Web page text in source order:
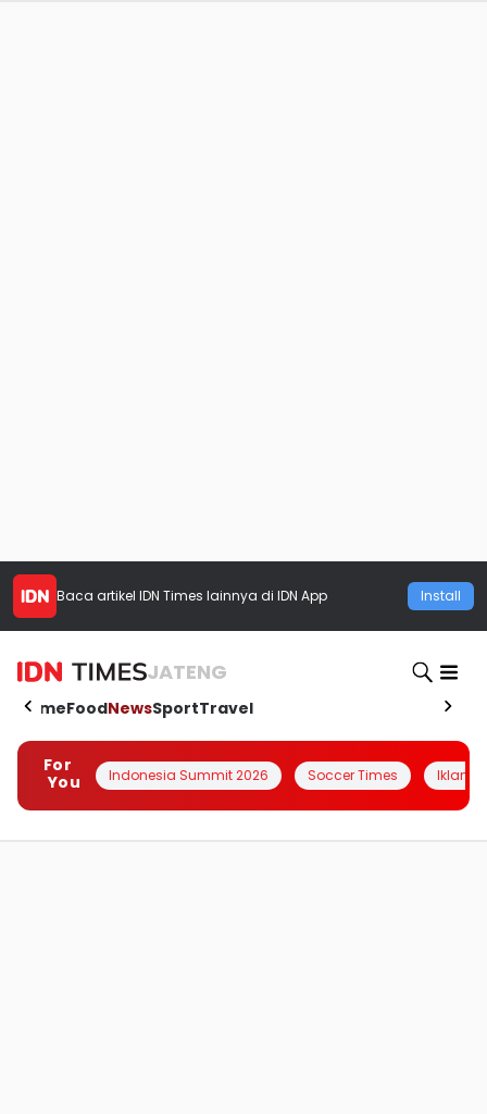
Baca artikel IDN Times lainnya di IDN App Install
JATENG
HomeFoodNewsSportTravel
For
You
Indonesia Summit 2026 Soccer Times Iklanin